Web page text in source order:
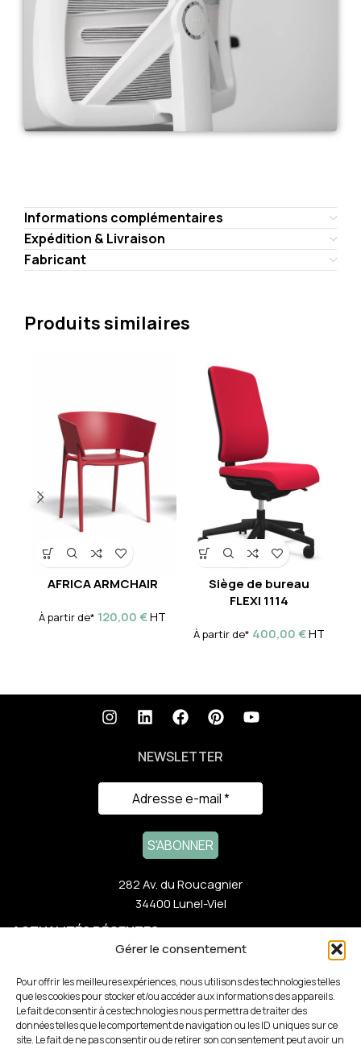
Gérer le consentement
Pour offrir les meilleures expériences, nous utilisons des technologies telles
que les cookies pour stocker et/ou accéder aux informations des appareils.
Le fait de consentir à ces technologies nous permettra de traiter des
données telles que le comportement de navigation ou les ID uniques sur ce
site. Le fait de ne pas consentir ou de retirer son consentement peut avoir un
Informations complémentaires
Expédition & Livraison
Fabricant
Produits similaires
AFRICA ARMCHAIR
À partir de* 120,00€HT
Siège de bureau
FLEXI 1114
À partir de* 400,00€HT
NEWSLETTER
282 Av. du Roucagnier
34400 Lunel-Viel
ACTUALITÉS RÉCENTES
NOTRE GAMME
LIENS RAPIDES